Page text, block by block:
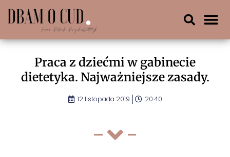
Praca z dziećmi w gabinecie
dietetyka. Najważniejsze zasady.
12 listopada 2019 20:40